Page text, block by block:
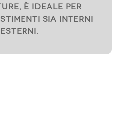
è ideale per
sia interni